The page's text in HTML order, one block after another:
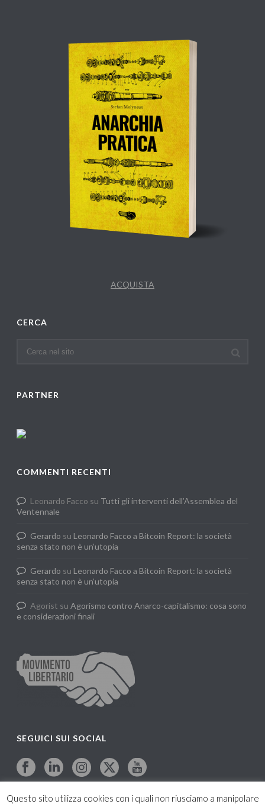
ACQUISTA
CERCA
PARTNER
COMMENTI RECENTI
Leonardo Facco su Tutti gli interventi dell’Assemblea del
Ventennale
Gerardo su Leonardo Facco a Bitcoin Report: la società
senza stato non è un’utopia
Gerardo su Leonardo Facco a Bitcoin Report: la società
senza stato non è un’utopia
Agorist suAgorismo contro Anarco-capitalismo: cosa sono
e considerazioni finali
SEGUICI SUI SOCIAL
Questo sito utilizza cookies con i quali non riusciamo a manipolare